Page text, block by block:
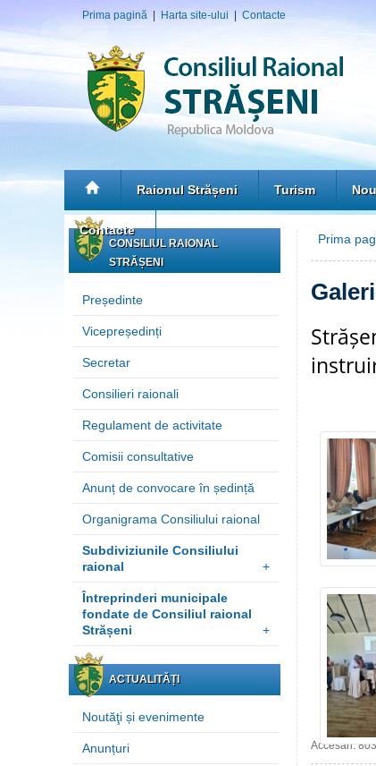
Prima pagină Harta site-ului Contacte
Raionul Strășeni Turism
Contacte
CONSILIUL RAIONAL
STRĂȘENI
Președinte
Vicepreședinți
Secretar
Consilieri raionali
Regulament de activitate
Comisii consultative
Anunț de convocare în ședință
Organigrama Consiliului raional
Subdiviziunile Consiliului
raional
+
Întreprinderi municipale
fondate de Consiliul raional
Strășeni
+
ACTUALITĂȚI
Noutăţi și evenimente
Anunțuri
Prima
Accesări: 803